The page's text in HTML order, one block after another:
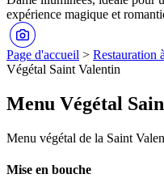
Page d'accueil > Restauration
Végétal Saint Valentin
Menu Végétal
Menu végétal de la Saint
Mise en bouche